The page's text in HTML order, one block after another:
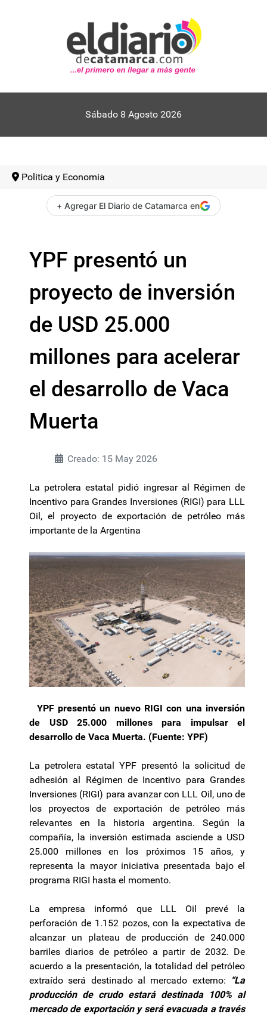
Sábado 8 Agosto 2026
Politica y Economia
+ Agregar El Diario de Catamarca en
YPF presentó un
proyecto de inversión
de USD 25.000
millones para acelerar
el desarrollo de Vaca
Muerta
Creado: 15 May 2026
La petrolera estatal pidió ingresar al Régimen de
Incentivo para Grandes Inversiones (RIGI) para LLL
Oil, el proyecto de exportación de petróleo más
importante de la Argentina
YPF presentó un nuevo RIGI con una inversión
de USD 25.000 millones para impulsar el
desarrollo de Vaca Muerta. (Fuente: YPF)
La petrolera estatal YPF presentó la solicitud de
adhesión al Régimen de Incentivo para Grandes
Inversiones (RIGI) para avanzar con LLL Oil, uno de
los proyectos de exportación de petróleo más
relevantes en la historia argentina. Según la
compañía, la inversión estimada asciende a USD
25.000 millones en los próximos 15 años, y
representa la mayor iniciativa presentada bajo el
programa RIGI hasta el momento.
La empresa informó que LLL Oil prevé la
perforación de 1.152 pozos, con la expectativa de
alcanzar un plateau de producción de 240.000
barriles diarios de petróleo a partir de 2032. De
acuerdo a la presentación, la totalidad del petróleo
extraído será destinado al mercado externo:
“La
producción de crudo estará destinada 100% al
mercado de exportación y será evacuada a través